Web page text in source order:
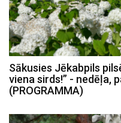
Sākusies Jēkabpils
viena sirds!” - nedēļa,
(PROGRAMMA)